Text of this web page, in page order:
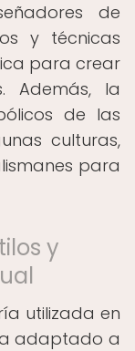
de
y técnicas
para crear
Además, la
de las
culturas,
para
y
utilizada en
adaptado a